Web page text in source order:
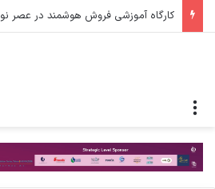
کارگاه آموزشی فروش هوشمند در عصر